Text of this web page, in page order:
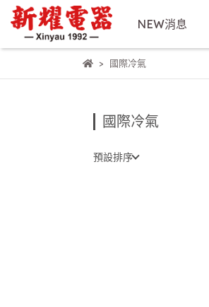
NEW消息
國際冷氣
國際冷氣
預設排序